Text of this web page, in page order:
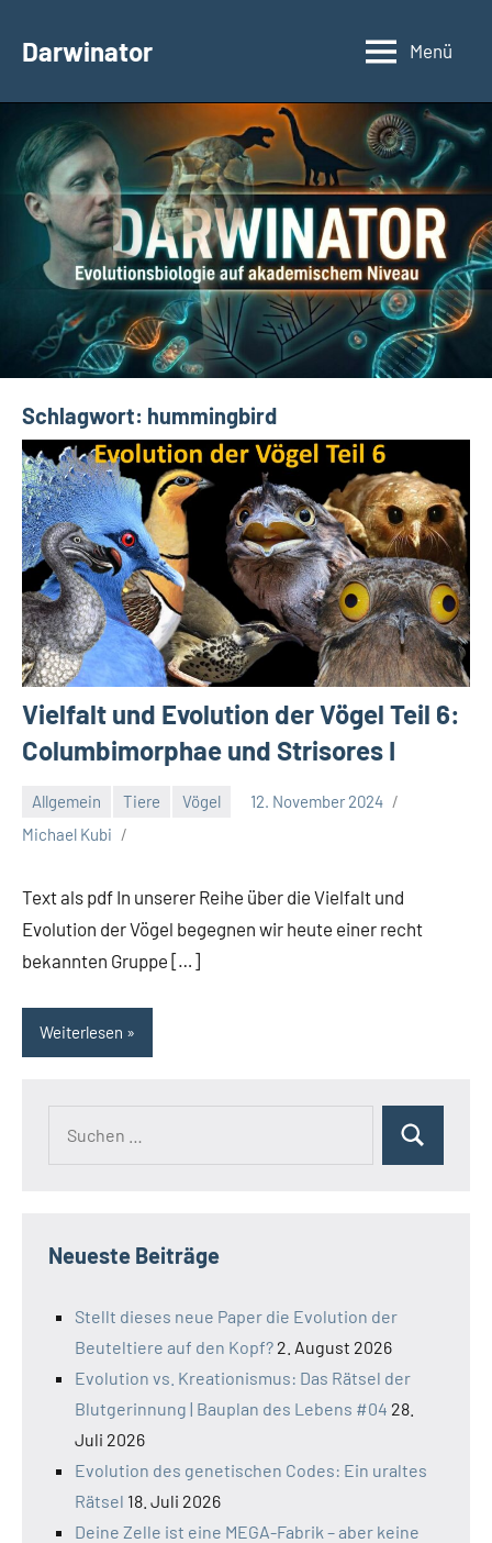
InhaltDarwinator
Evolutionsbiologie
Menü
Schlagwort: hummingbird
Vielfalt und Evolution der Vögel Teil 6:
Columbimorphae und Strisores I
Allgemein Tiere Vögel
12. November 2024
Michael Kubi
Text als pdf In unserer Reihe über die Vielfalt und
Evolution der Vögel begegnen wir heute einer recht
bekannten Gruppe […]
Weiterlesen
Suchen
Neueste Beiträge
Stellt dieses neue Paper die Evolution der
Beuteltiere auf den Kopf? 2. August 2026
Evolution vs. Kreationismus: Das Rätsel der
Blutgerinnung | Bauplan des Lebens #04 28.
Juli 2026
Evolution des genetischen Codes: Ein uraltes
Rätsel 18. Juli 2026
Deine Zelle ist eine MEGA-Fabrik – aber keine